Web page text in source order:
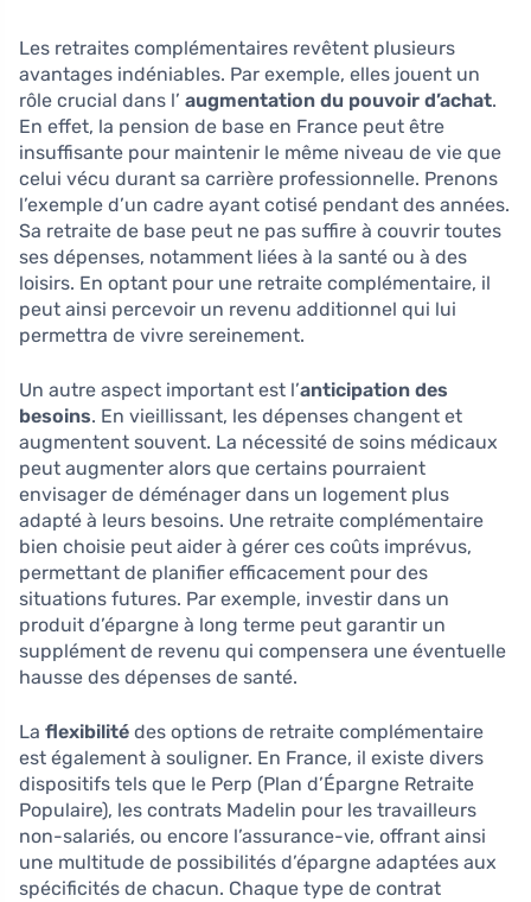
Les retraites complémentaires revêtent plusieurs
avantages indéniables. Par exemple, elles jouent un
rôle crucial dans l’ augmentation du pouvoir d’achat.
En effet, la pension de base en France peut être
insuffisante pour maintenir le même niveau de vie que
celui vécu durant sa carrière professionnelle. Prenons
l’exemple d’un cadre ayant cotisé pendant des années.
Sa retraite de base peut ne pas suffire à couvrir toutes
ses dépenses, notamment liées à la santé ou à des
loisirs. En optant pour une retraite complémentaire, il
peut ainsi percevoir un revenu additionnel qui lui
permettra de vivre sereinement.
Un autre aspect important est l’anticipation des
besoins. En vieillissant, les dépenses changent et
augmentent souvent. La nécessité de soins médicaux
peut augmenter alors que certains pourraient
envisager de déménager dans un logement plus
adapté à leurs besoins. Une retraite complémentaire
bien choisie peut aider à gérer ces coûts imprévus,
permettant de planifier efficacement pour des
situations futures. Par exemple, investir dans un
produit d’épargne à long terme peut garantir un
supplément de revenu qui compensera une éventuelle
hausse des dépenses de santé.
La flexibilité des options de retraite complémentaire
est également à souligner. En France, il existe divers
dispositifs tels que le Perp (Plan d’Épargne Retraite
Populaire), les contrats Madelin pour les travailleurs
non-salariés, ou encore l’assurance-vie, offrant ainsi
une multitude de possibilités d’épargne adaptées aux
spécificités de chacun. Chaque type de contrat